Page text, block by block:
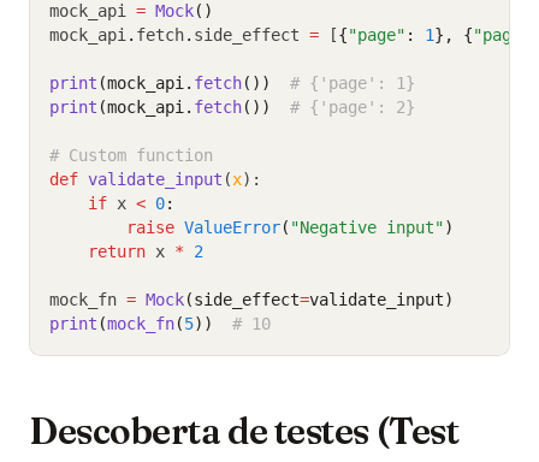
mock_api = Mock()
mock_api . fetch. side_effect = [{"page" : 1}, {"page"
print (mock_api. fetch())
# {'page': 1}
print (mock_api. fetch()) # {'page': 2}
# Custom function
def validate_input (x):
if x < 0:
raise ValueError( "Negative input")
return x * 2
mock_fn = Mock(side_effect=validate_input)
print (mock_fn(5)) # 10
Descoberta de testes (Test